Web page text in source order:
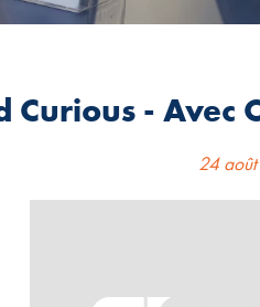
Curious -
24